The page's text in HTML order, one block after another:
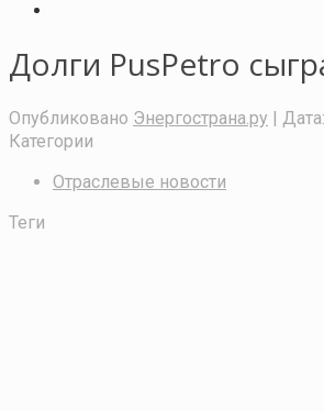
Долги PusPetro
Опубликовано Энергострана.ру | Дата:
Категории
Отраслевые новости
Теги